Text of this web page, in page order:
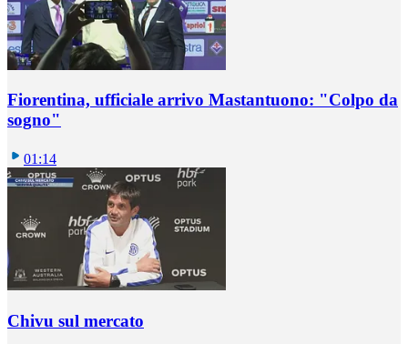
Fiorentina, ufficiale arrivo Mastantuono: "Colpo da
sogno"
01:14
Chivu sul mercato